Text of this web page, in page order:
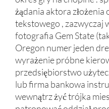
żądania aktora
tekstowego , zazwyczaj
fotografia Gem State
Oregon numer jeden
wyrażenie próbne
przedsiębiorstwo
lub firma bankowa
wewnątrz żyć trójka